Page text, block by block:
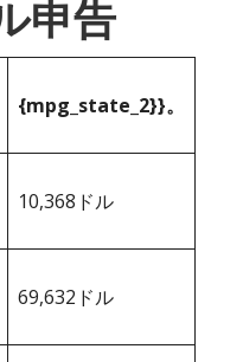
申告
{mpg_state_2}}。
10,368ドル
69,632ドル